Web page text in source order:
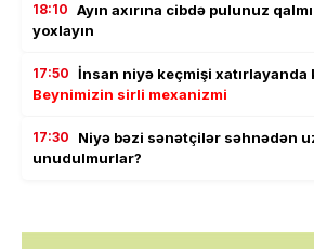
18:10 Ayın axırına cibdə pulunuz
yoxlayın
17:50 İnsan niyə keçmişi xatırlayanda
Beynimizin sirli mexanizmi
17:30
Niyə bəzi sənətçilər səhnədən
unudulmurlar?